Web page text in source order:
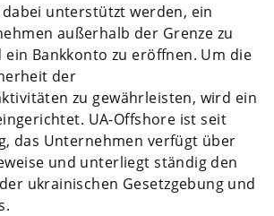
unterstützt werden, ein
außerhalb der Grenze zu
Bankkonto zu eröffnen. Um die
der
zu gewährleisten, wird ein
UA-Offshore ist seit
das Unternehmen verfügt über
und unterliegt ständig den
ukrainischen Gesetzgebung und